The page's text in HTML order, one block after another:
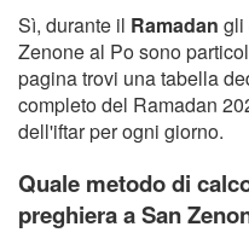
Sì, durante il Ramadan gli
Zenone al Po sono
pagina trovi una tabella
completo del Ramadan
dell'iftar per ogni giorno.
Quale metodo di
preghiera a San